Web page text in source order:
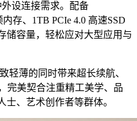
设连接需求。配备
存、1TB PCIe 4.0 高速SSD
储容量，轻松应对大型应用与
薄的同时带来超长续航、
完美契合注重精工美学、品
、艺术创作者等群体。